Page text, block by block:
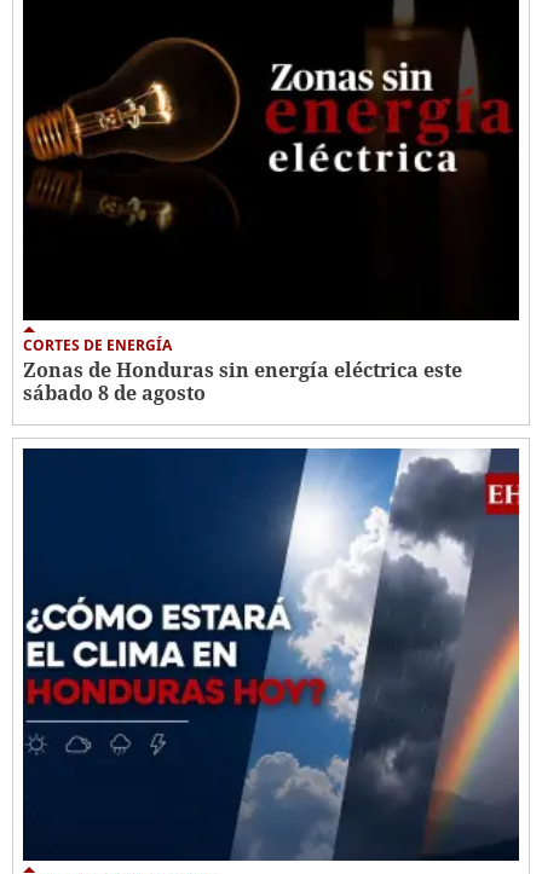
CORTES DE ENERGÍA
Zonas de Honduras sin energía eléctrica este
sábado 8 de agosto